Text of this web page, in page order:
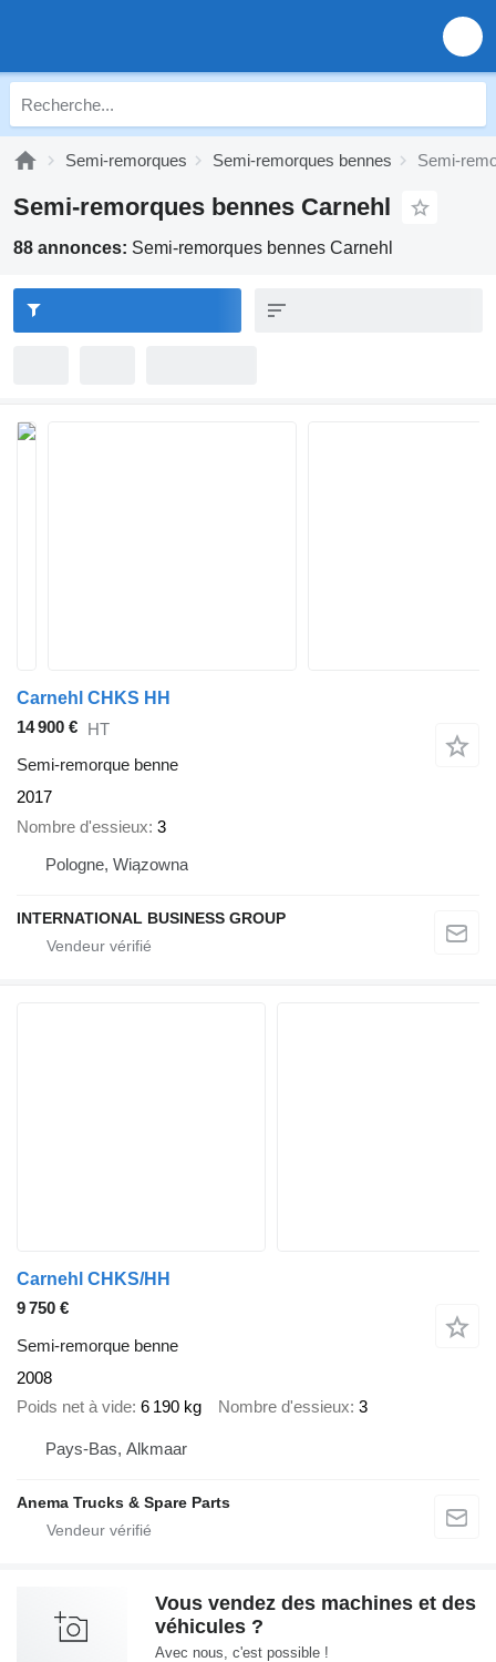
Semi-remorques Semi-remorques bennes Semi-
Semi-remorques bennes Carnehl
88 annonces: Semi-remorques bennes Carnehl
Carnehl CHKS HH
14 900 € HT
Semi-remorque benne
2017
Nombre d'essieux 3
Pologne, Wiązowna
INTERNATIONAL BUSINESS GROUP
Carnehl CHKS/HH
9 750 €
Semi-remorque benne
2008
Poids net à vide 6 190 kg Nombre d'essieux 3
Pays-Bas, Alkmaar
Anema Trucks & Spare Parts
Vous vendez des machines et des
véhicules ?
Avec nous, c'est possible !